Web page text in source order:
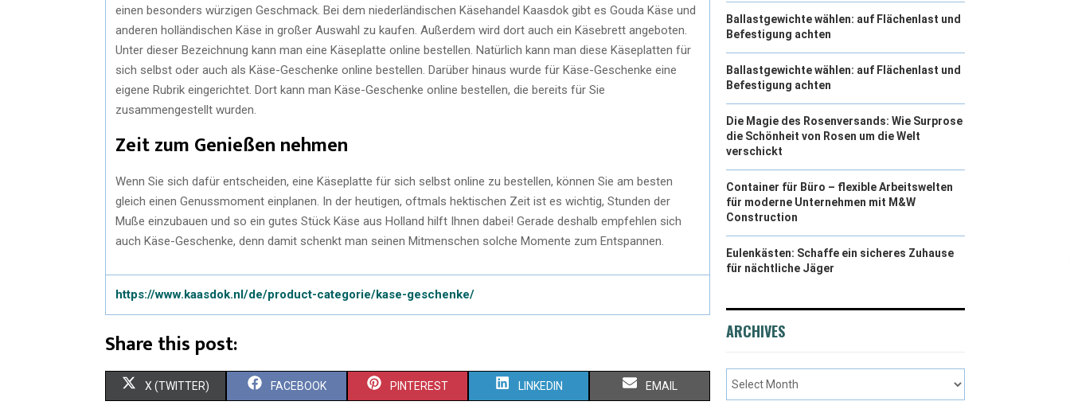
einen besonders würzigen Geschmack. Bei dem niederländischen Käsehandel Kaasdok gibt es Gouda Käse und
anderen holländischen Käse in großer Auswahl zu kaufen. Außerdem wird dort auch ein Käsebrett angeboten.
Unter dieser Bezeichnung kann man eine Käseplatte online bestellen. Natürlich kann man diese Käseplatten für
sich selbst oder auch als Käse-Geschenke online bestellen. Darüber hinaus wurde für Käse-Geschenke eine
eigene Rubrik eingerichtet. Dort kann man Käse-Geschenke online bestellen, die bereits für Sie
zusammengestellt wurden.
Zeit zum Genießen nehmen
Wenn Sie sich dafür entscheiden, eine Käseplatte für sich selbst online zu bestellen, können Sie am besten
gleich einen Genussmoment einplanen. In der heutigen, oftmals hektischen Zeit ist es wichtig, Stunden der
Muße einzubauen und so ein gutes Stück Käse aus Holland hilft Ihnen dabei! Gerade deshalb empfehlen sich
auch Käse-Geschenke, denn damit schenkt man seinen Mitmenschen solche Momente zum Entspannen.
https://www.kaasdok.nl/de/product-categorie/kase-geschenke/
Share this post:
X (TWITTER) FACEBOOK PINTEREST LINKEDIN EMAIL
Ballastgewichte wählen: auf Flächenlast und
Befestigung achten
Ballastgewichte wählen: auf Flächenlast und
Befestigung achten
Die Magie des Rosenversands: Wie Surprose
die Schönheit von Rosen um die Welt
verschickt
Container für Büro – flexible Arbeitswelten
für moderne Unternehmen mit M&W
Construction
Eulenkästen: Schaffe ein sicheres Zuhause
für nächtliche Jäger
ARCHIVES